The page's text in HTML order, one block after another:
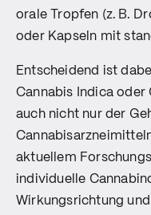
orale Tropfen (z. B.
oder Kapseln mit
Entscheidend ist
Cannabis Indica oder
auch nicht nur der
aktuellem
individuelle
Wirkungsrichtung